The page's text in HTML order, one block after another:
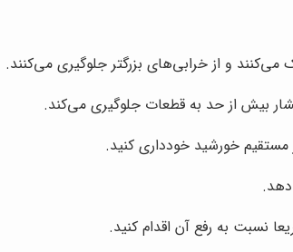
و از خرابی‌های بزرگتر جلوگیری می‌کنند.
بیش از حد به قطعات جلوگیری می‌کند.
مستقیم خورشید خودداری کنید.
نسبت به رفع آن اقدام کنید.